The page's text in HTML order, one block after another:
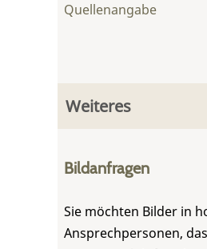
Quellenangabe
Weiteres
Bildanfragen
Sie möchten Bilder in
Ansprechpersonen,